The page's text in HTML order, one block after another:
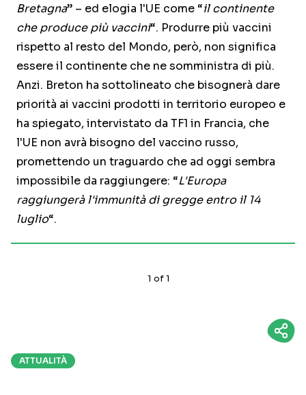
Bretagna” – ed elogia l'UE come “il continente
che produce più vaccini“. Produrre più vaccini
rispetto al resto del Mondo, però, non significa
essere il continente che ne somministra di più.
Anzi. Breton ha sottolineato che bisognerà dare
priorità ai vaccini prodotti in territorio europeo e
ha spiegato, intervistato da TF1 in Francia, che
l'UE non avrà bisogno del vaccino russo,
promettendo un traguardo che ad oggi sembra
impossibile da raggiungere: “L'Europa
raggiungerà l'immunità di gregge entro il 14
luglio“.
1 of1
ATTUALITÀ